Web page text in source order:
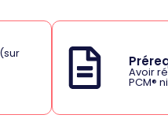
Avoir
PCM®